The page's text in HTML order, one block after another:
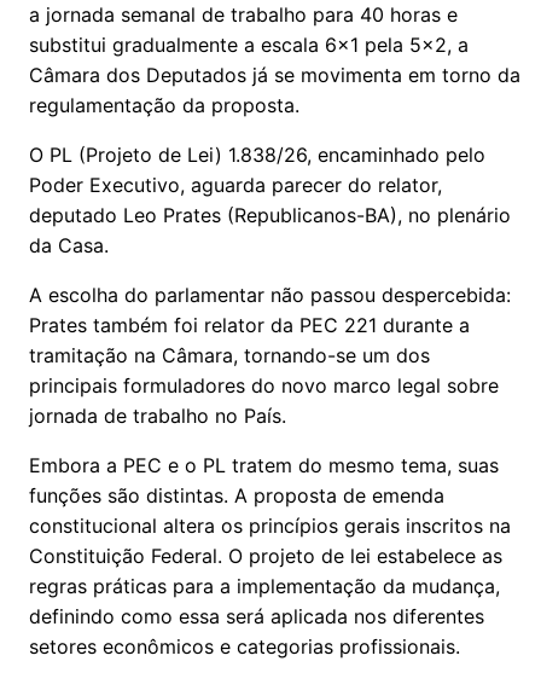
a jornada semanal de trabalho para 40 horas e
substitui gradualmente a escala 6x1 pela 5x2, a
Câmara dos Deputados já se movimenta em torno da
regulamentação da proposta.
O PL (Projeto de Lei) 1.838/26, encaminhado pelo
Poder Executivo, aguarda parecer do relator,
deputado Leo Prates (Republicanos-BA), no plenário
da Casa.
A escolha do parlamentar não passou despercebida:
Prates também foi relator da PEC 221 durante a
tramitação na Câmara, tornando-se um dos
principais formuladores do novo marco legal sobre
jornada de trabalho no País.
Embora a PEC e o PL tratem do mesmo tema, suas
funções são distintas. A proposta de emenda
constitucional altera os princípios gerais inscritos na
Constituição Federal. O projeto de lei estabelece as
regras práticas para a implementação da mudança,
definindo como essa será aplicada nos diferentes
setores econômicos e categorias profissionais.